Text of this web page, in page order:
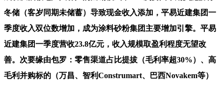
冬储（客岁同期未储蓄）导致现金收入添加，平易近建集团一
季度收入双位数增加，成为涂料砂粉集团主要增加引擎。平易
近建集团一季度营收23.8亿元，收入规模取盈利程度无望改
善。次要缘由包罗：零售渠道占比提拔（毛利率超30%）、高
毛利并购标的（万昌、智利Construmart、巴西Novakem等）